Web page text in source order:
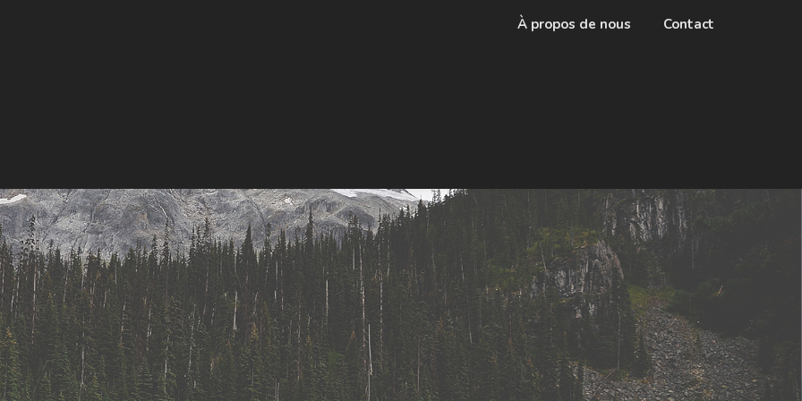
À propos de nous Contact